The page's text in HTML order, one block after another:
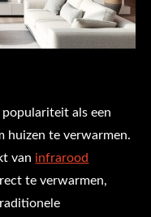
als een
huizen te verwarmen.
van infrarood
te verwarmen,